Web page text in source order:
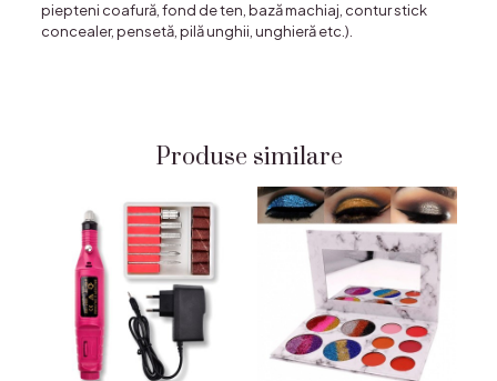
piepteni coafură, fond de ten, bază machiaj, contur stick
concealer, pensetă, pilă unghii, unghieră etc.).
Produse similare